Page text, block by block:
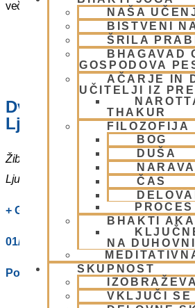
NAŠA
BISTVENI
ŠRILA
BHAGAVAD
GOSPODOVA
AČARJE IN
UČITELJI IZ
THAKUR
FILOZOFIJA
BOG
DUŠA
NARAVA
ČAS
PROCES
BHAKTI
NA
SKUPNOST
VKLJUČI SE
več info na spodnji povezavi
NEDELJSKO SREČANJE
Dvorana – Center Hare
Ljubljani
Žibertova 27
Ljubljana
Slovenia
+ Google Zemljevidi
01/ 4312319
Poglej Prizorišče spletno stran